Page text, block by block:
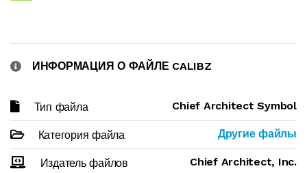
ИНФОРМАЦИЯ О ФАЙЛЕ CALIBZ
Тип файла Chief Architect Symbol
Категория файла Другие файлы
Издатель файлов Chief Architect, Inc.